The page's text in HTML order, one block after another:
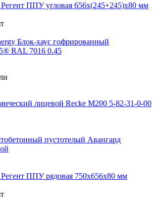
ППУ угловая 656х(245+245)х80 мм
Блок-хаус гофрированный
RAL 7016 0.45
лицевой Recke М200 5-82-31-0-00
пустотелый Авангард
ППУ рядовая 750х656х80 мм